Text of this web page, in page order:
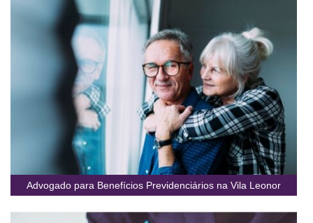
Advogado para Benefícios Previdenciários na Vila Leonor